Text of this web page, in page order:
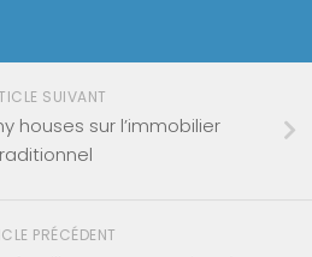
SUIVANT
houses sur l’immobilier
PRÉCÉDENT